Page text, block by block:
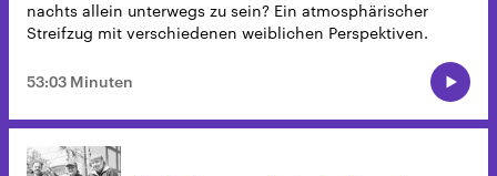
nachts allein unterwegs zu sein? Ein atmosphärischer
Streifzug mit verschiedenen weiblichen Perspektiven.
53:03 Minuten